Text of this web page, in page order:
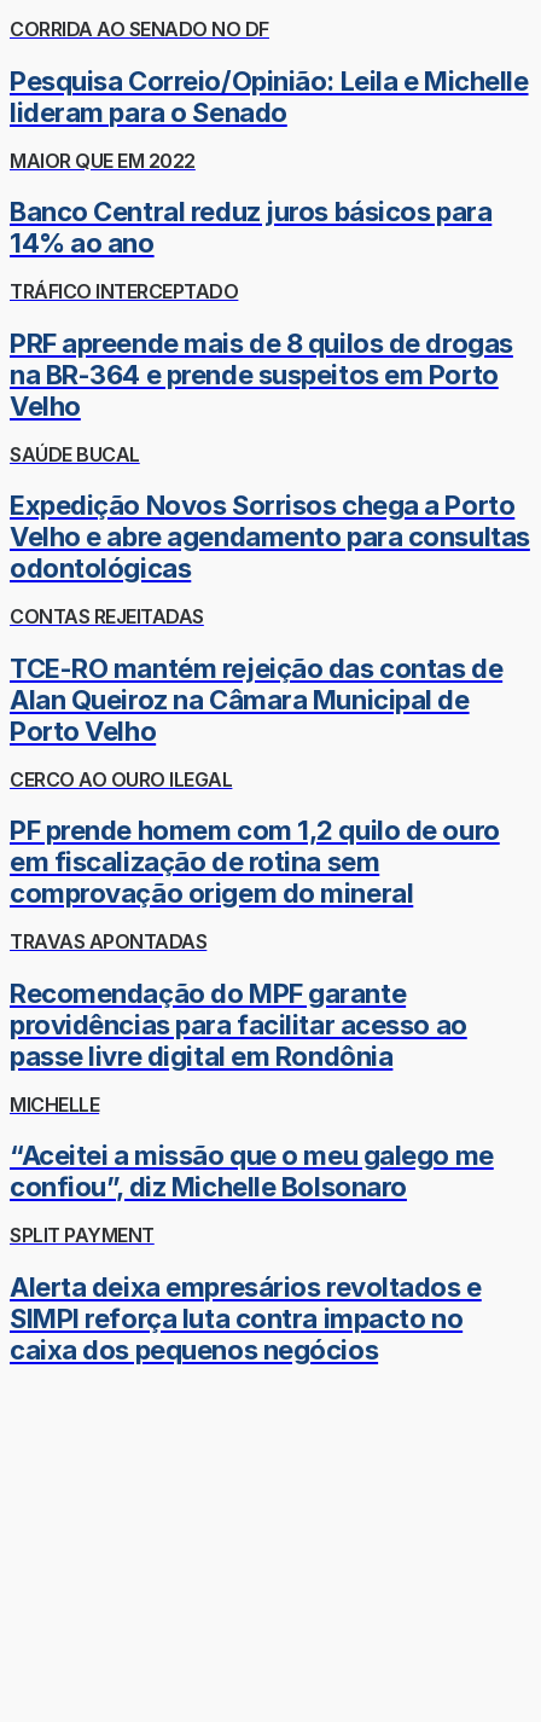
CORRIDA AO SENADO NO DF
Pesquisa Correio/Opinião: Leila e Michelle
lideram para o Senado
MAIOR QUE EM 2022
Banco Central reduz juros básicos para
14% ao ano
TRÁFICO INTERCEPTADO
PRF apreende mais de 8 quilos de drogas
na BR-364 e prende suspeitos em Porto
Velho
SAÚDE BUCAL
Expedição Novos Sorrisos chega a Porto
Velho e abre agendamento para consultas
odontológicas
CONTAS REJEITADAS
TCE-RO mantém rejeição das contas de
Alan Queiroz na Câmara Municipal de
Porto Velho
CERCO AO OURO ILEGAL
PF prende homem com 1,2 quilo de ouro
em fiscalização de rotina sem
comprovação origem do mineral
TRAVAS APONTADAS
Recomendação do MPF garante
providências para facilitar acesso ao
passe livre digital em Rondônia
MICHELLE
“Aceitei a missão que o meu galego me
confiou”, diz Michelle Bolsonaro
SPLIT PAYMENT
Alerta deixa empresários revoltados e
SIMPI reforça luta contra impacto no
caixa dos pequenos negócios